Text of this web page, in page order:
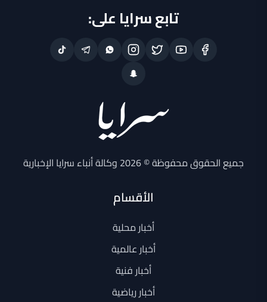
تابع سرايا على:
جميع الحقوق محفوظة © 2026 وكالة أنباء سرايا الإخبارية
الأقسام
أخبار محلية
أخبار عالمية
أخبار فنية
أخبار رياضية